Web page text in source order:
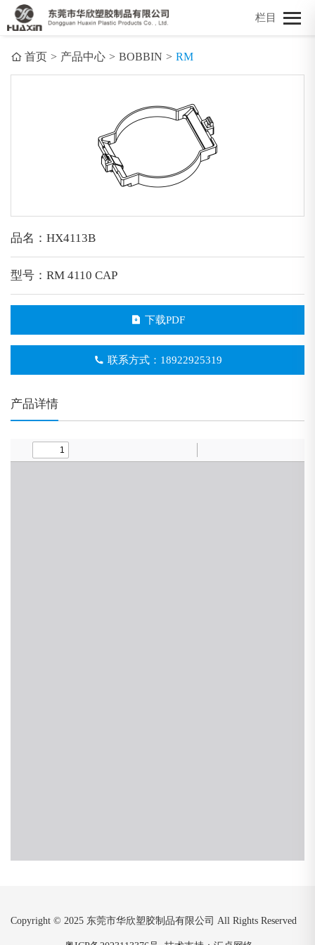
栏目
首页 > 产品中心 > BOBBIN > RM
品名：HX4113B
型号：RM 4110 CAP
下载PDF
联系方式：18922925319
产品详情
Copyright © 2025 东莞市华欣塑胶制品有限公司 All Rights Reserved